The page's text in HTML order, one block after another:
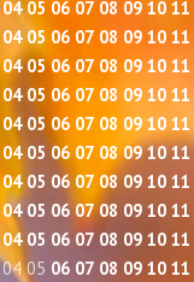
04 05 06 07 08 09 10 11
04 05 06 07 08 09 10 11
04 05 06 07 08 09 10 11
04 05 06 07 08 09 10 11
04 05 06 07 08 09 10 11
04 05 06 07 08 09 10 11
04 05 06 07 08 09 10 11
04 05 06 07 08 09 10 11
04 05 06 07 08 09 10 11
04 05 06 07 08 09 10 11